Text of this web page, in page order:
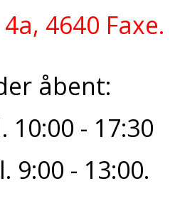
4640 Faxe.
åbent:
10:00 - 17:30
9:00 - 13:00.